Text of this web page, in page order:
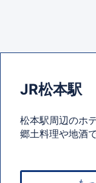
JR松本駅
松本駅周辺のホ
郷土料理や地酒